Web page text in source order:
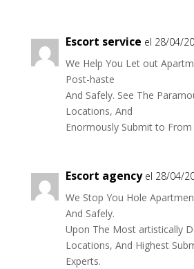
Escort service el 28/04/
We Help You Let out
Post-haste
And Safely. See The
Locations, And
Enormously Submit to From
Escort agency el 28/04/
We Stop You Hole
And Safely.
Upon The Most artistically
Locations, And Highest
Experts.